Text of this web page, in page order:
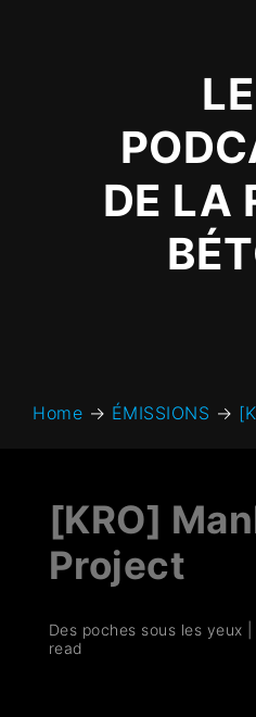
DE LA
Home → ÉMISSIONS →
[KRO]
Project
Des poches sous les yeux
read